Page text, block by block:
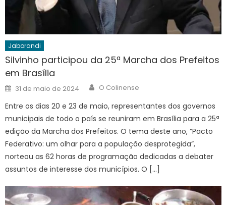
Jaborandi
Silvinho participou da 25ª Marcha dos Prefeitos
em Brasília
Posted
on
31 de maio de 2024 Author
O Colinense
Entre os dias 20 e 23 de maio, representantes dos governos
municipais de todo o país se reuniram em Brasília para a 25ª
edição da Marcha dos Prefeitos. O tema deste ano, “Pacto
Federativo: um olhar para a população desprotegida”,
norteou as 62 horas de programação dedicadas a debater
assuntos de interesse dos municípios. O […]